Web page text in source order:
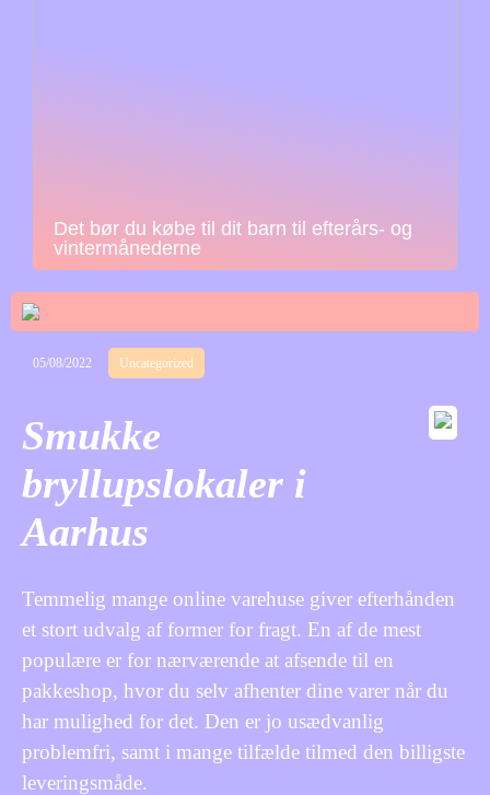
Det bør du købe til dit barn til efterårs- og
vintermånederne
05/08/2022 Uncategorized
Smukke
bryllupslokaler i
Aarhus
Temmelig mange online varehuse giver efterhånden
et stort udvalg af former for fragt. En af de mest
populære er for nærværende at afsende til en
pakkeshop, hvor du selv afhenter dine varer når du
har mulighed for det. Den er jo usædvanlig
problemfri, samt i mange tilfælde tilmed den billigste
leveringsmåde.